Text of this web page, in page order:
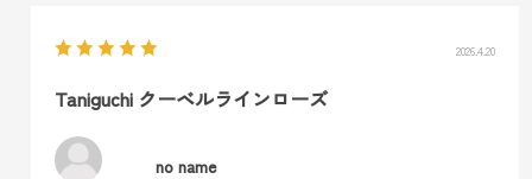
2026.4.20
Taniguchi クーベルラインローズ
no name